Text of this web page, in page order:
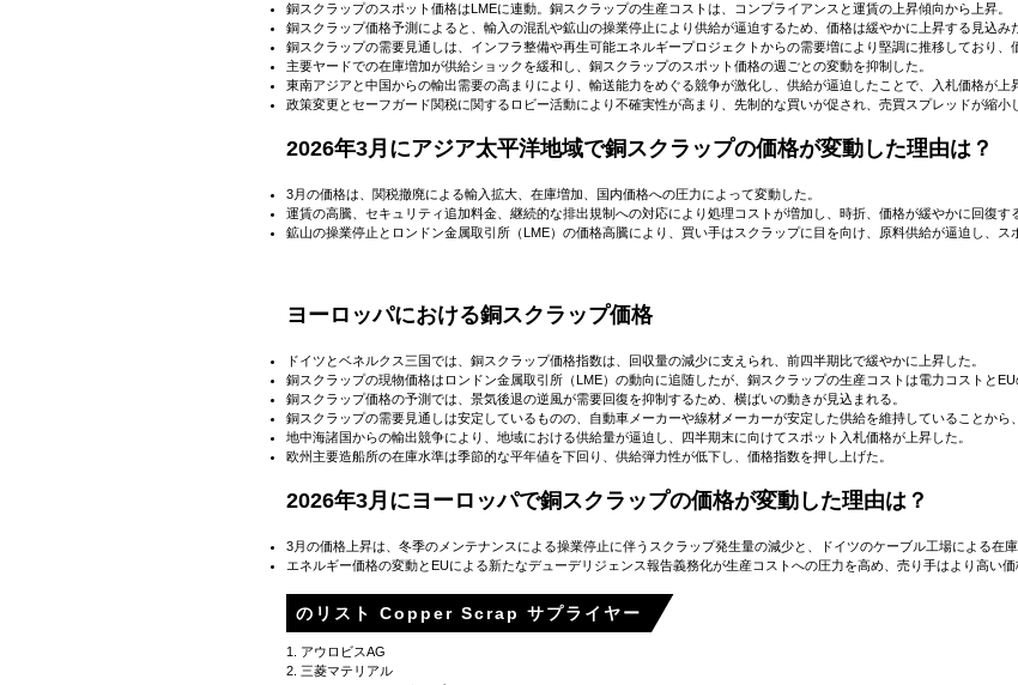
銅スクラップのスポット価格はLMEに連動。銅スクラップの生産コストは、コンプライアンスと運賃の上昇傾向から上昇。
銅スクラップ価格予測によると、輸入の混乱や鉱山の操業停止により供給が逼迫するため、価格は緩やかに上昇する見込み
銅スクラップの需要見通しは、インフラ整備や再生可能エネルギープロジェクトからの需要増により堅調に推移しており、
主要ヤードでの在庫増加が供給ショックを緩和し、銅スクラップのスポット価格の週ごとの変動を抑制した。
東南アジアと中国からの輸出需要の高まりにより、輸送能力をめぐる競争が激化し、供給が逼迫したことで、入札価格が上
政策変更とセーフガード関税に関するロビー活動により不確実性が高まり、先制的な買いが促され、売買スプレッドが縮小
2026年3月にアジア太平洋地域で銅スクラップの価格が変動した理由は？
3月の価格は、関税撤廃による輸入拡大、在庫増加、国内価格への圧力によって変動した。
運賃の高騰、セキュリティ追加料金、継続的な排出規制への対応により処理コストが増加し、時折、価格が緩やかに回復す
鉱山の操業停止とロンドン金属取引所（LME）の価格高騰により、買い手はスクラップに目を向け、原料供給が逼迫し、ス
ヨーロッパにおける銅スクラップ価格
ドイツとベネルクス三国では、銅スクラップ価格指数は、回収量の減少に支えられ、前四半期比で緩やかに上昇した。
銅スクラップの現物価格はロンドン金属取引所（LME）の動向に追随したが、銅スクラップの生産コストは電力コストと
銅スクラップ価格の予測では、景気後退の逆風が需要回復を抑制するため、横ばいの動きが見込まれる。
銅スクラップの需要見通しは安定しているものの、自動車メーカーや線材メーカーが安定した供給を維持していることから
地中海諸国からの輸出競争により、地域における供給量が逼迫し、四半期末に向けてスポット入札価格が上昇した。
欧州主要造船所の在庫水準は季節的な平年値を下回り、供給弾力性が低下し、価格指数を押し上げた。
2026年3月にヨーロッパで銅スクラップの価格が変動した理由は？
3月の価格上昇は、冬季のメンテナンスによる操業停止に伴うスクラップ発生量の減少と、ドイツのケーブル工場による在
エネルギー価格の変動とEUによる新たなデューデリジェンス報告義務化が生産コストへの圧力を高め、売り手はより高い
のリスト Copper Scrap サプライヤー
1. アウロビスAG
2. 三菱マテリアル